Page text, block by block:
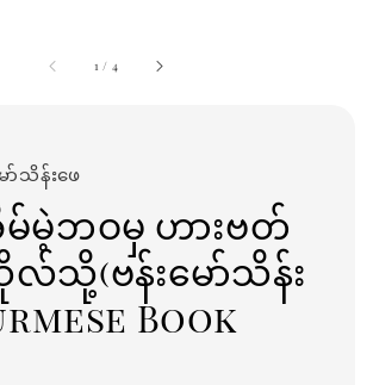
1 / 4
ာ်သိန်းဖေ
မဲ့ဘဝမှ ဟားဗတ်
သို့(ဗန်းမော်သိန်း
Book